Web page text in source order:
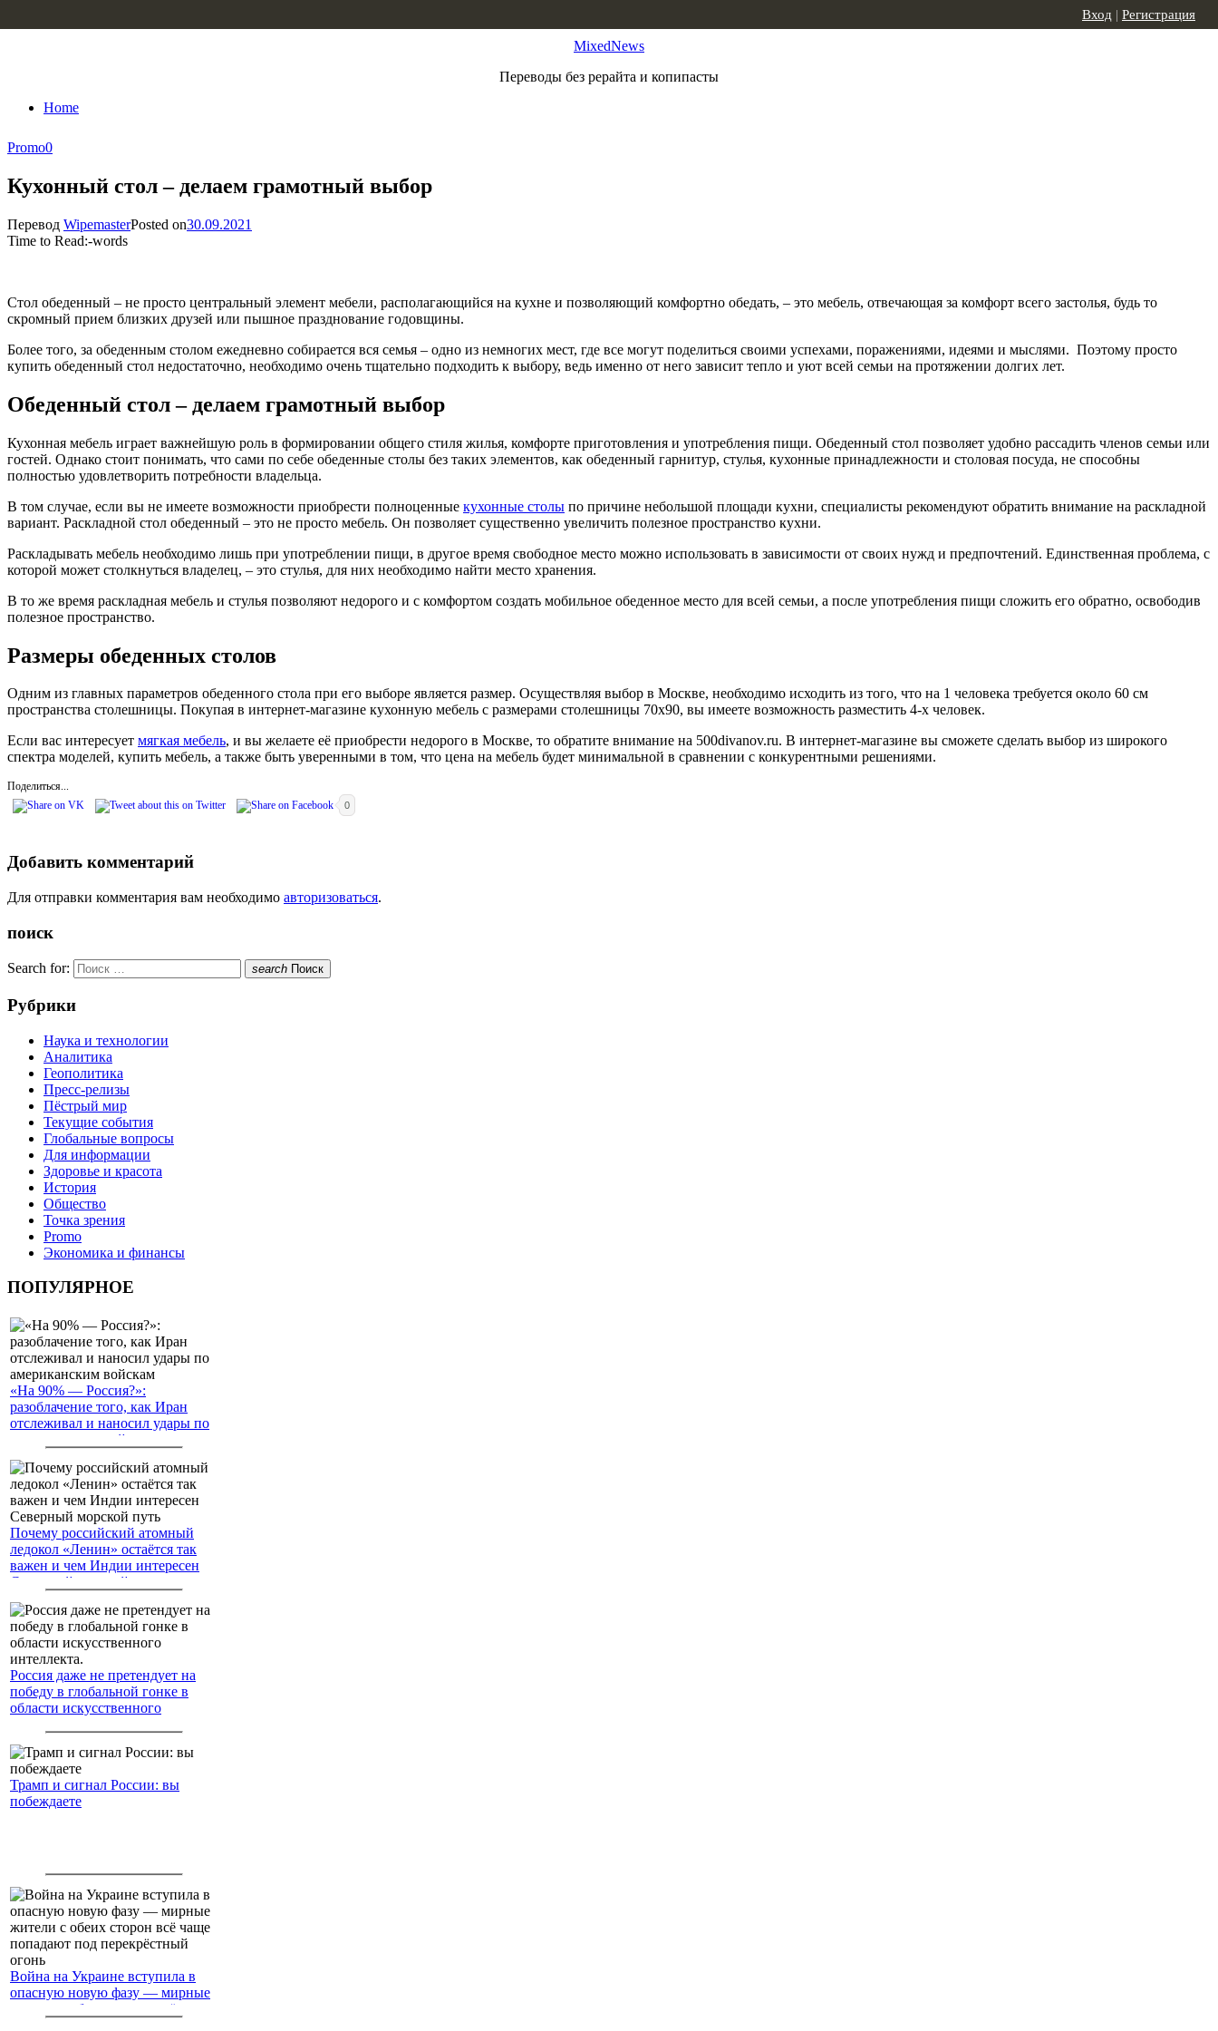
MixedNews
Переводы без рерайта и копипасты
Home
Вход | Регистрация
Promo0
Кухонный стол – делаем грамотный выбор
Перевод WipemasterPosted on30.09.2021
Time to Read:-words
Стол обеденный – не просто центральный элемент мебели, располагающийся на кухне и позволяющий комфортно обедать, – это мебель, отвечающая за комфорт всего застолья, будь то
скромный прием близких друзей или пышное празднование годовщины.
Более того, за обеденным столом ежедневно собирается вся семья – одно из немногих мест, где все могут поделиться своими успехами, поражениями, идеями и мыслями. Поэтому просто
купить обеденный стол недостаточно, необходимо очень тщательно подходить к выбору, ведь именно от него зависит тепло и уют всей семьи на протяжении долгих лет.
Обеденный стол – делаем грамотный выбор
Кухонная мебель играет важнейшую роль в формировании общего стиля жилья, комфорте приготовления и употребления пищи. Обеденный стол позволяет удобно рассадить членов семьи или
гостей. Однако стоит понимать, что сами по себе обеденные столы без таких элементов, как обеденный гарнитур, стулья, кухонные принадлежности и столовая посуда, не способны
полностью удовлетворить потребности владельца.
В том случае, если вы не имеете возможности приобрести полноценные кухонные столы по причине небольшой площади кухни, специалисты рекомендуют обратить внимание на раскладной
вариант. Раскладной стол обеденный – это не просто мебель. Он позволяет существенно увеличить полезное пространство кухни.
Раскладывать мебель необходимо лишь при употреблении пищи, в другое время свободное место можно использовать в зависимости от своих нужд и предпочтений. Единственная проблема, с
которой может столкнуться владелец, – это стулья, для них необходимо найти место хранения.
В то же время раскладная мебель и стулья позволяют недорого и с комфортом создать мобильное обеденное место для всей семьи, а после употребления пищи сложить его обратно, освободив
полезное пространство.
Размеры обеденных столов
Одним из главных параметров обеденного стола при его выборе является размер. Осуществляя выбор в Москве, необходимо исходить из того, что на 1 человека требуется около 60 см
пространства столешницы. Покупая в интернет-магазине кухонную мебель с размерами столешницы 70х90, вы имеете возможность разместить 4-х человек.
Если вас интересует мягкая мебель, и вы желаете её приобрести недорого в Москве, то обратите внимание на 500divanov.ru. В интернет-магазине вы сможете сделать выбор из широкого
спектра моделей, купить мебель, а также быть уверенными в том, что цена на мебель будет минимальной в сравнении с конкурентными решениями.
Поделиться...
0
Добавить комментарий
Для отправки комментария вам необходимо авторизоваться.
поиск
Search for: search Поиск
Рубрики
Наука и технологии
Аналитика
Геополитика
Пресс-релизы
Пёстрый мир
Текущие события
Глобальные вопросы
Для информации
Здоровье и красота
История
Общество
Точка зрения
Promo
Экономика и финансы
ПОПУЛЯРНОЕ
«На 90% — Россия?»:
разоблачение того, как Иран
отслеживал и наносил удары по
американским войскам
Почему российский атомный
ледокол «Ленин» остаётся так
важен и чем Индии интересен
Северный морской путь
Россия даже не претендует на
победу в глобальной гонке в
области искусственного
Трамп и сигнал России: вы
побеждаете
Война на Украине вступила в
опасную новую фазу — мирные
жители с обеих сторон всё чаще